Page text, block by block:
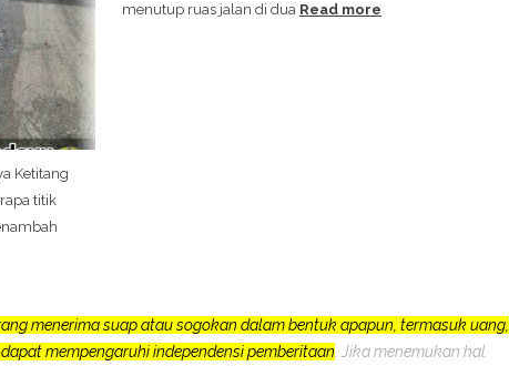
Ketitang
titik
menutup ruas jalan di dua Read more
menerima suap atau sogokan dalam bentuk apapun, termasuk uang,
mempengaruhi independensi pemberitaan. Jika menemukan hal